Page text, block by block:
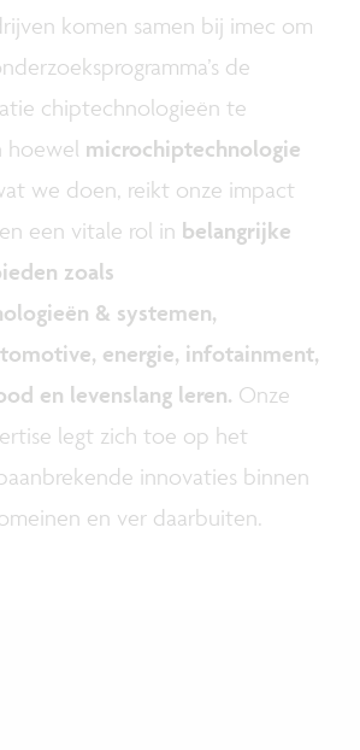
komen samen bij imec om
de
chiptechnologieën te
hoewel microchiptechnologie
we doen, reikt onze impact
een vitale rol in belangrijke
zoals
& systemen,
energie, infotainment,
en levenslang leren. Onze
legt zich toe op het
innovaties binnen
en ver daarbuiten.